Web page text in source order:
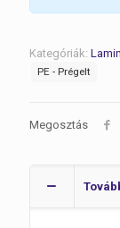
Kategóriák:
PE - Prégelt
Megosztás